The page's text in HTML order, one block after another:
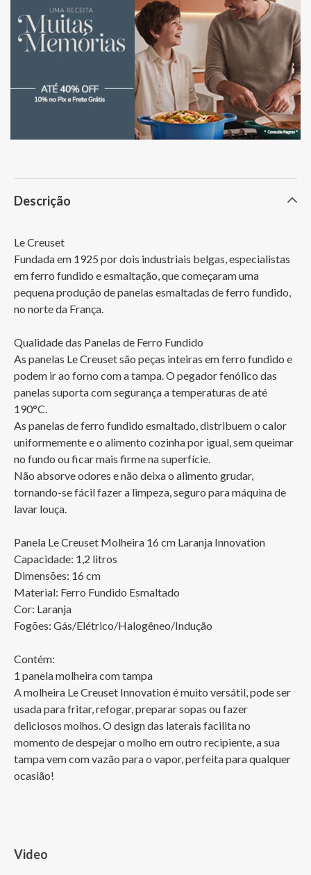
Descrição
Le Creuset
Fundada em 1925 por dois industriais belgas, especialistas
em ferro fundido e esmaltação, que começaram uma
pequena produção de panelas esmaltadas de ferro fundido,
no norte da França.
Qualidade das Panelas de Ferro Fundido
As panelas Le Creuset são peças inteiras em ferro fundido e
podem ir ao forno com a tampa. O pegador fenólico das
panelas suporta com segurança a temperaturas de até
190°C.
As panelas de ferro fundido esmaltado, distribuem o calor
uniformemente e o alimento cozinha por igual, sem queimar
no fundo ou ficar mais firme na superfície.
Não absorve odores e não deixa o alimento grudar,
tornando-se fácil fazer a limpeza, seguro para máquina de
lavar louça.
Panela Le Creuset Molheira 16 cm Laranja Innovation
Capacidade: 1,2 litros
Dimensões: 16 cm
Material: Ferro Fundido Esmaltado
Cor: Laranja
Fogões: Gás/Elétrico/Halogêneo/Indução
Contém:
1 panela molheira com tampa
A molheira Le Creuset Innovation é muito versátil, pode ser
usada para fritar, refogar, preparar sopas ou fazer
deliciosos molhos. O design das laterais facilita no
momento de despejar o molho em outro recipiente, a sua
tampa vem com vazão para o vapor, perfeita para qualquer
ocasião!
Video